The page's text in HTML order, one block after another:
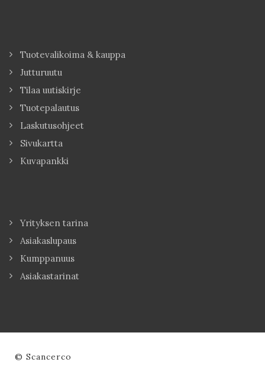
Tuotevalikoima & kauppa
Jutturuutu
Tilaa uutiskirje
Tuotepalautus
Laskutusohjeet
Sivukartta
Kuvapankki
Yrityksen tarina
Asiakaslupaus
Kumppanuus
Asiakastarinat
© Scancerco